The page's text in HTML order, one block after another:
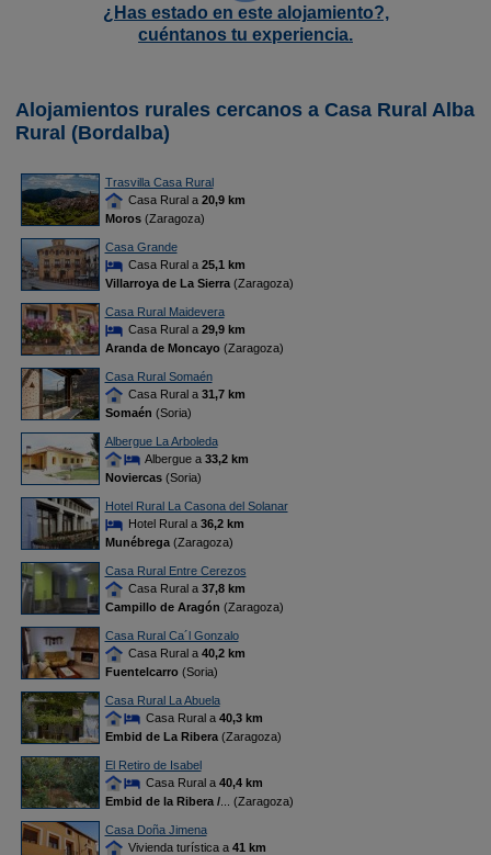
¿Has estado en este alojamiento?,
cuéntanos tu experiencia.
Alojamientos rurales cercanos a Casa Rural Alba
Rural (Bordalba)
Trasvilla Casa Rural
Casa Rural a 20,9 km
Moros(Zaragoza)
Casa Grande
Casa Rural a 25,1 km
Villarroya de La Sierra(Zaragoza)
Casa Rural Maidevera
Casa Rural a 29,9 km
Aranda de Moncayo(Zaragoza)
Casa Rural Somaén
Casa Rural a 31,7 km
Somaén (Soria)
Albergue La Arboleda
Albergue a 33,2 km
Noviercas(Soria)
Hotel Rural La Casona del Solanar
Hotel Rural a 36,2 km
Munébrega(Zaragoza)
Casa Rural Entre Cerezos
Casa Rural a 37,8 km
Campillo de Aragón (Zaragoza)
Casa Rural Ca´l Gonzalo
Casa Rural a 40,2 km
Fuentelcarro(Soria)
Casa Rural La Abuela
Casa Rural a 40,3 km
Embid de La Ribera(Zaragoza)
El Retiro de Isabel
Casa Rural a 40,4 km
Embid de la Ribera /... (Zaragoza)
Casa Doña Jimena
Vivienda turística a 41 km